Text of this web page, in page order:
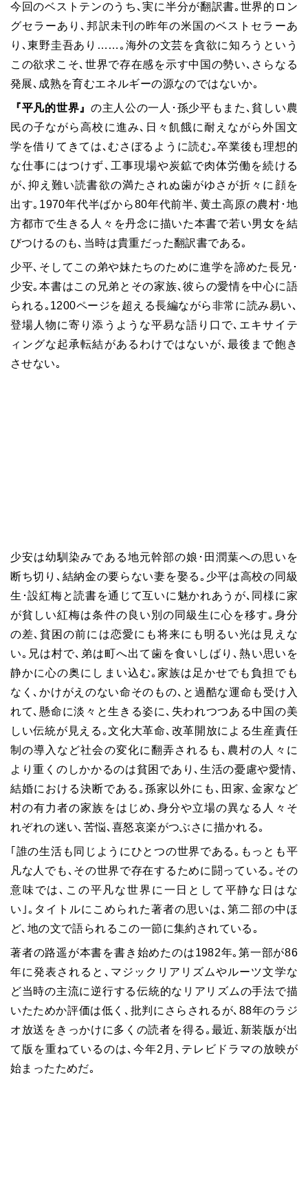
今回のベストテンのうち､実に半分が翻訳書｡世界的ロン
グセラーあり､邦訳未刊の昨年の米国のベストセラーあ
り､東野圭吾あり……｡海外の文芸を貪欲に知ろうという
この欲求こそ､世界で存在感を示す中国の勢い､さらなる
発展､成熟を育むエネルギーの源なのではないか｡
『平凡的世界』 の主人公の一人･孫少平もまた､貧しい農
民の子ながら高校に進み､日々飢餓に耐えながら外国文
学を借りてきては､むさぼるように読む｡卒業後も理想的
な仕事にはつけず､工事現場や炭鉱で肉体労働を続ける
が､抑え難い読書欲の満たされぬ歯がゆさが折々に顔を
出す｡1970年代半ばから80年代前半､黄土高原の農村･地
方都市で生きる人々を丹念に描いた本書で若い男女を結
びつけるのも､当時は貴重だった翻訳書である｡
少平､そしてこの弟や妹たちのために進学を諦めた長兄･
少安｡本書はこの兄弟とその家族､彼らの愛情を中心に語
られる｡1200ページを超える長編ながら非常に読み易い､
登場人物に寄り添うような平易な語り口で､エキサイテ
ィングな起承転結があるわけではないが､最後まで飽き
させない｡
少安は幼馴染みである地元幹部の娘･田潤葉への思いを
断ち切り､結納金の要らない妻を娶る｡少平は高校の同級
生･設紅梅と読書を通じて互いに魅かれあうが､同様に家
が貧しい紅梅は条件の良い別の同級生に心を移す｡身分
の差､貧困の前には恋愛にも将来にも明るい光は見えな
い｡兄は村で､弟は町へ出て歯を食いしばり､熱い思いを
静かに心の奥にしまい込む｡家族は足かせでも負担でも
なく､かけがえのない命そのもの､と過酷な運命も受け入
れて､懸命に淡々と生きる姿に､失われつつある中国の美
しい伝統が見える｡文化大革命､改革開放による生産責任
制の導入など社会の変化に翻弄されるも､農村の人々に
より重くのしかかるのは貧困であり､生活の憂慮や愛情､
結婚における決断である｡孫家以外にも､田家､金家など
村の有力者の家族をはじめ､身分や立場の異なる人々そ
れぞれの迷い､苦悩､喜怒哀楽がつぶさに描かれる｡
｢誰の生活も同じようにひとつの世界である｡もっとも平
凡な人でも､その世界で存在するために闘っている｡その
意味では､この平凡な世界に一日として平静な日はな
い｣｡タイトルにこめられた著者の思いは､第二部の中ほ
ど､地の文で語られるこの一節に集約されている｡
著者の路遥が本書を書き始めたのは1982年｡第一部が86
年に発表されると､マジックリアリズムやルーツ文学な
ど当時の主流に逆行する伝統的なリアリズムの手法で描
いたためか評価は低く､批判にさらされるが､88年のラジ
オ放送をきっかけに多くの読者を得る｡最近､新装版が出
て版を重ねているのは､今年2月､テレビドラマの放映が
始まったためだ｡